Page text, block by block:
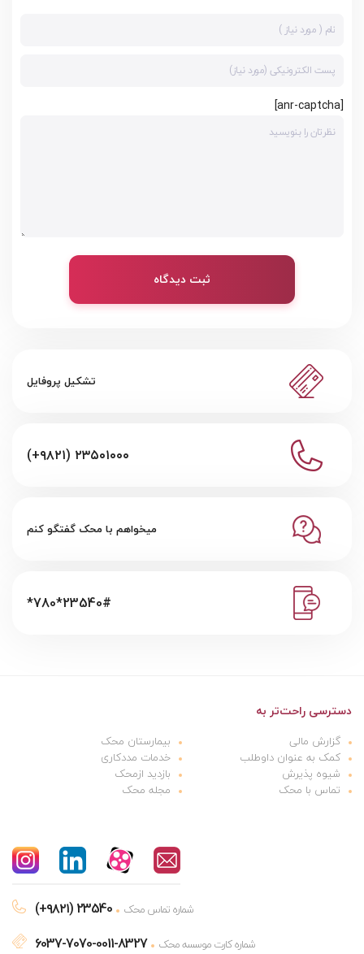
[anr-captcha]
ثبت دیدگاه
تشکیل پروفایل
(+۹۸۲۱) ۲۳۵۰۱۰۰۰
میخواهم با محک گفتگو کنم
*780*23540#
دسترسی راحت‌تر به
گزارش مالی
بیمارستان محک
کمک به عنوان داوطلب
خدمات مددکاری
شیوه پذیرش
بازدید ازمحک
تماس با محک
مجله محک
(+۹۸۲۱) 23540 شماره تماس محک
6037-7070-0011-8327 شماره کارت موسسه محک